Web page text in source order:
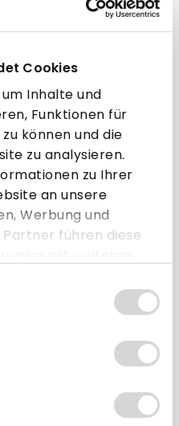
Cookies
Inhalte und
Funktionen für
können und die
zu analysieren.
zu Ihrer
an unsere
Werbung und
führen diese
Ihrer Nutzung
Versandbedingungen
Palettenpreisen?
individuellem Design?